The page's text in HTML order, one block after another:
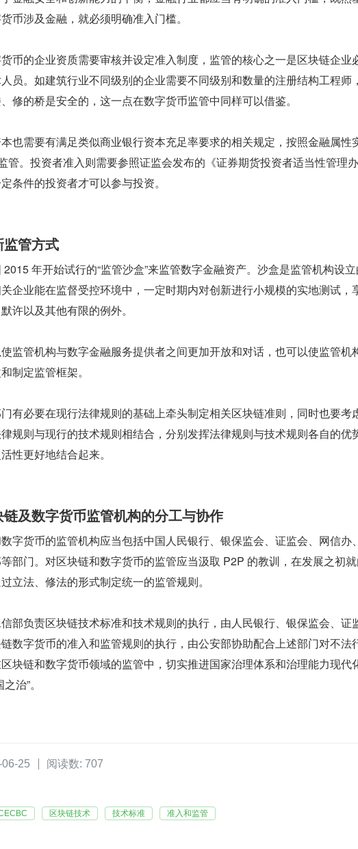
币涉及金融，就必须明确准入门槛。
币的企业资质需要审核并设定准入制度，监管的核心之一是区块链企业
员。如建筑行业不同级别的企业需要不同级别和数量的注册结构工程师
修的桥是安全的，这一点在数字货币监管中同样可以借鉴。
也需要有满足类似商业银行资本充足率要求的相关规定，按照金融属性
管。投资者准入则需要参照证监会发布的《证券期货投资者适当性管理办
条件的投资者才可以参与投资。
管方式
年开始试行的“监管沙盒”来监管数字金融资产。沙盒是监管机构设
企业能在监督受控环境中，一定时期内对创新进行小规模的实地测试，
许以及其他有限的例外。
监管机构与数字金融服务提供者之间更加开放和对话，也可以使监管机
制定监管框架。
有必要在现行法律规则的基础上牵头制定相关区块链准则，同时也要考
规则与现行的技术规则相结合，分别发挥法律规则与技术规则各自的优
性更好地结合起来。
及数字货币监管机构的分工与协作
字货币的监管机构应当包括中国人民银行、银保监会、证监会、网信办
部门。对区块链和数字货币的监管应当汲取 P2P 的教训，在发展之初
立法、修法的形式制定统一的监管规则。
部负责区块链技术标准和技术规则的执行，由人民银行、银保监会、证
数字货币的准入和监管规则的执行，由公安部协助配合上述部门对不法
块链和数字货币领域的监管中，切实推进国家治理体系和治理能力现代
治”。
25 阅读数: 707
区块链技术 技术标准 准入和监管